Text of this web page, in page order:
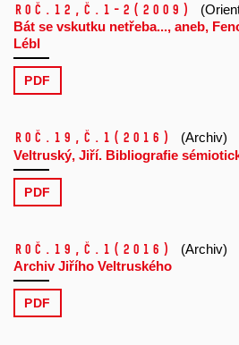
Roč.12, č.1-2 (2009)
Bát se vskutku netřeba..., aneb,
Lébl
PDF
Roč.19, č.1 (2016)
(Archiv)
Veltruský, Jiří. Bibliografie
PDF
Roč.19, č.1 (2016)
(Archiv)
Archiv Jiřího Veltruského
PDF